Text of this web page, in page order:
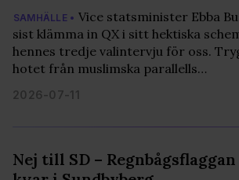
SAMHÄLLE • Vice statsminister Ebba
sist klämma in QX i sitt hektiska
hennes tredje valintervju för oss.
hotet från muslimska parallells…
2026-07-11
Nej till SD – Regnbågsflaggan